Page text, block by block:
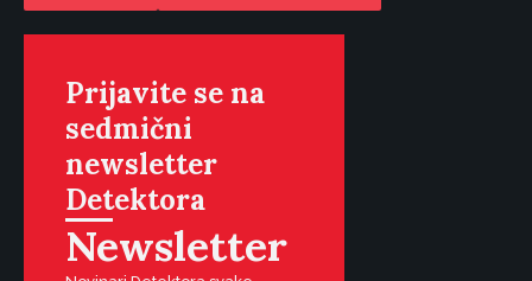
Prijavite se na
sedmični
newsletter
Detektora
Newsletter